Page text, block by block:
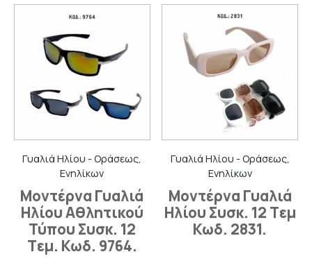
Γυαλιά Ηλίου - Οράσεως,
Ενηλίκων
Μοντέρνα Γυαλιά
Ηλίου Αθλητικού
Τύπου Συσκ. 12
Tεμ. Κωδ. 9764.
Γυαλιά Ηλίου - Οράσεως,
Ενηλίκων
Μοντέρνα Γυαλιά
Ηλίου Συσκ. 12 Tεμ
Κωδ. 2831.